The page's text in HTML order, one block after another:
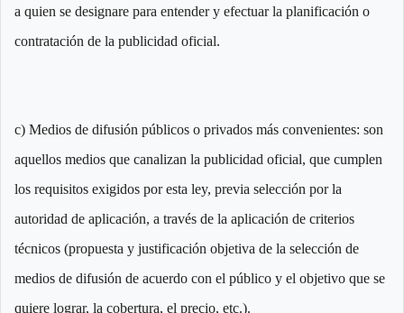
a quien se designare para entender y efectuar la planificación o
contratación de la publicidad oficial.
c) Medios de difusión públicos o privados más convenientes: son
aquellos medios que canalizan la publicidad oficial, que cumplen
los requisitos exigidos por esta ley, previa selección por la
autoridad de aplicación, a través de la aplicación de criterios
técnicos (propuesta y justificación objetiva de la selección de
medios de difusión de acuerdo con el público y el objetivo que se
quiere lograr, la cobertura, el precio, etc.).